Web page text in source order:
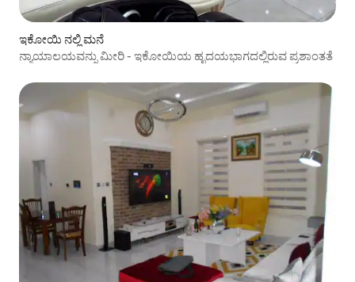
ಇಕೋಯಿ ನಲ್ಲಿ ಮನೆ
ನ್ಯಾಯಾಲಯವನ್ನು ಮೀರಿ - ಇಕೋಯಿಯ ಹೃದಯಭಾಗದಲ್ಲಿರುವ ಪ್ರಶಾಂತತೆ